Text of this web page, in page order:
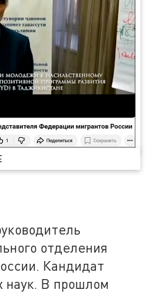
отделения
Кандидат
наук. В прошлом